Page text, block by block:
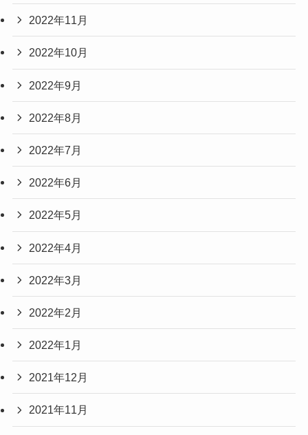
2022年11月
2022年10月
2022年9月
2022年8月
2022年7月
2022年6月
2022年5月
2022年4月
2022年3月
2022年2月
2022年1月
2021年12月
2021年11月